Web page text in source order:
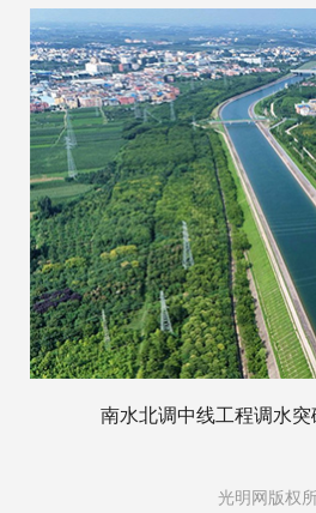
南水北调中线工程调水突
光明网版权